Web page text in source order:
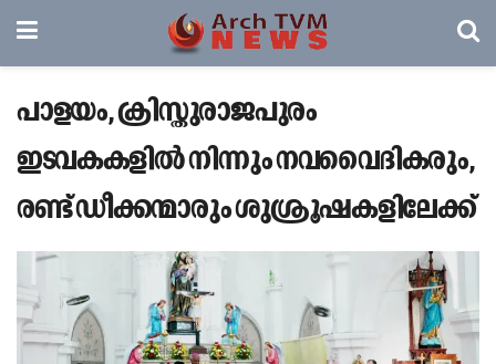
പാളയം, ക്രിസ്തുരാജപുരം
ഇടവകകളിൽ നിന്നും നവവൈദികരും,
രണ്ട് ഡീക്കന്മാരും ശുശ്രൂഷകളിലേക്ക്